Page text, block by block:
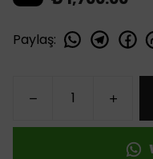
Paylaş: